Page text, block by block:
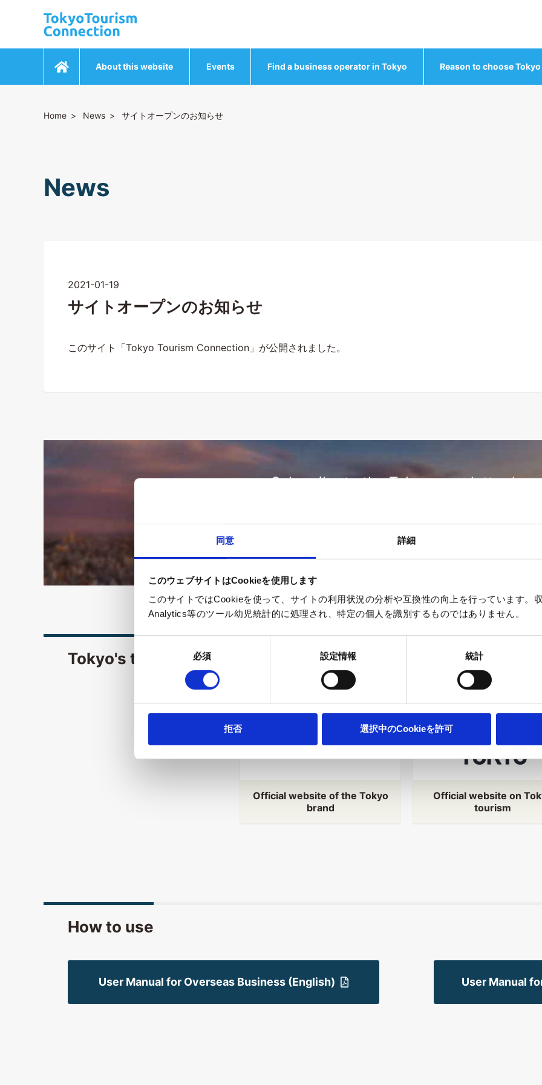
同意 詳細
このウェブサイトはCookieを使用します
このサイトではCookieを使って、サイトの利用状況の分析や互換性の向上を行っています。
Analytics等のツール幼児統計的に処理され、特定の個人を識別するものではありません。
意
必須 設定情報 統計
拒否 選択中のCookieを許可
About this website Events Find a business operator in Tokyo Reason to choose Tokyo
Home News サイトオープンのお知らせ
News
2021-01-19
サイトオープンのお知らせ
このサイト「Tokyo Tourism Connection」が公開されました。
Subscribe to the Tokyo newsletter here
Tokyo's tourism-related websites
Official website of the Tokyo
brand
Official website on
tourism
How to use
User Manual for Overseas Business (English) User Manual